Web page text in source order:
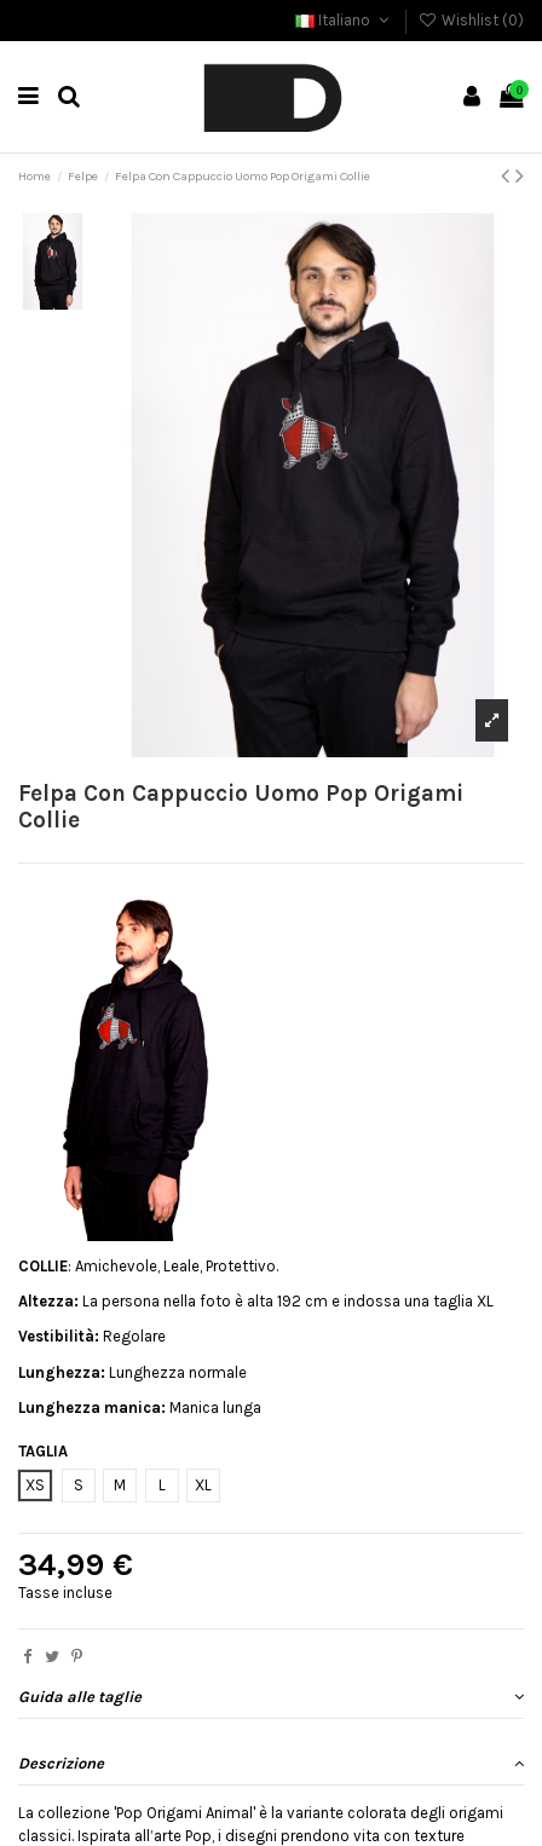
Italiano Wishlist (0)
0
Home Felpe Felpa Con Cappuccio Uomo Pop Origami Collie
Felpa Con Cappuccio Uomo Pop Origami
Collie
COLLIE: Amichevole, Leale, Protettivo.
Altezza: La persona nella foto è alta 192 cm e indossa una taglia XL
Vestibilità: Regolare
Lunghezza: Lunghezza normale
Lunghezza manica: Manica lunga
TAGLIA
XS
S M L XL
34,99 €
Tasse incluse
Guida alle taglie
Descrizione
La collezione 'Pop Origami Animal' è la variante colorata degli origami
classici. Ispirata all’arte Pop, i disegni prendono vita con texture